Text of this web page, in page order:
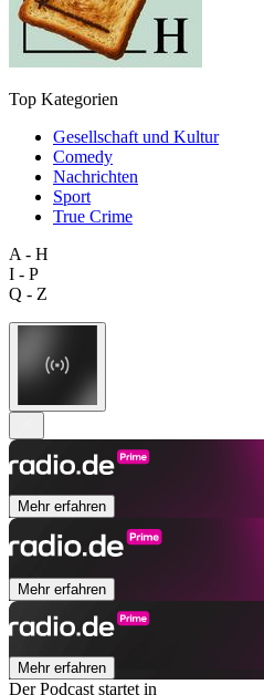
Top Kategorien
Gesellschaft und Kultur
Comedy
Nachrichten
Sport
True Crime
A - H
I - P
Q - Z
Mehr erfahren
Mehr erfahren
Mehr erfahren
Der Podcast startet in